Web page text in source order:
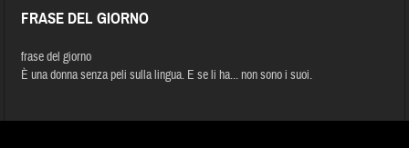
FRASE DEL GIORNO
frase del giorno
È una donna senza peli sulla lingua. E se li ha... non sono i suoi.